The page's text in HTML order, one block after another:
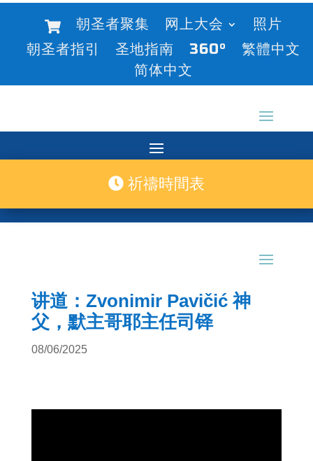
朝圣者聚集 网上大会
照片
朝圣者指引
圣地指南 360°
繁體中文
简体中文
祈禱時間表
讲道：Zvonimir Pavičić 神
父，默主哥耶主任司铎
08/06/2025